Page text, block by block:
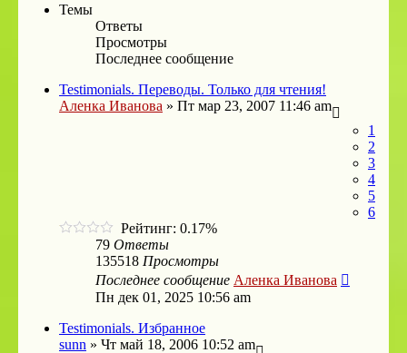
Темы
Ответы
Просмотры
Последнее сообщение
Testimonials. Переводы. Только для чтения!
Аленка Иванова » Пт мар 23, 2007 11:46 am
1
2
3
4
5
6
Рейтинг: 0.17%
79 Ответы
135518 Просмотры
Последнее сообщение Аленка Иванова
Пн дек 01, 2025 10:56 am
Testimonials. Избранное
sunn » Чт май 18, 2006 10:52 am